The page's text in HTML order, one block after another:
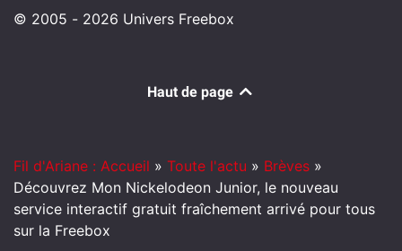
© 2005 - 2026 Univers Freebox
Haut de page
Fil d'Ariane : Accueil » Toute l'actu » Brèves »
Découvrez Mon Nickelodeon Junior, le nouveau
service interactif gratuit fraîchement arrivé pour tous
sur la Freebox